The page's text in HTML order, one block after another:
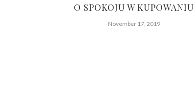
O SPOKOJU W KUPOWANIU
November 17, 2019